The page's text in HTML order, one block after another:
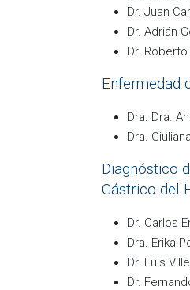
Dr. Juan
Dr. Adrián
Dr.
Enfermedad
Dra. Dra.
Dra.
Diagnóstico
Gástrico del
Dr. Carlos
Dra. Erika
Dr. Luis
Dr.